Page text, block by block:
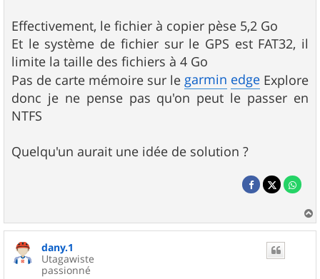
Effectivement, le fichier à copier pèse 5,2 Go
Et le système de fichier sur le GPS est FAT32, il
limite la taille des fichiers à 4 Go
Pas de carte mémoire sur le garmin edge Explore
donc je ne pense pas qu'on peut le passer en
NTFS
Quelqu'un aurait une idée de solution ?
a
dany.1
Utagawiste
passionné